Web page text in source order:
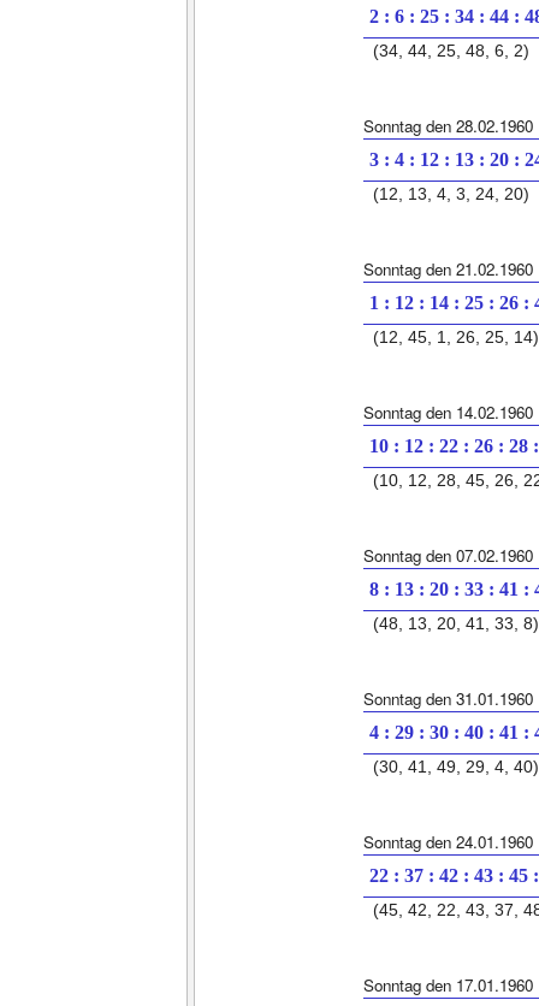
2 : 6 : 25 : 34 : 44 :
(34, 44, 25, 48, 6, 2)
Sonntag den 28.02.1960
3 : 4 : 12 : 13 : 20 :
(12, 13, 4, 3, 24, 20)
Sonntag den 21.02.1960
1 : 12 : 14 : 25 : 26 :
(12, 45, 1, 26, 25, 14)
Sonntag den 14.02.1960
10 : 12 : 22 : 26 : 28
(10, 12, 28, 45, 26,
Sonntag den 07.02.1960
8 : 13 : 20 : 33 : 41 :
(48, 13, 20, 41, 33, 8)
Sonntag den 31.01.1960
4 : 29 : 30 : 40 : 41 :
(30, 41, 49, 29, 4, 40)
Sonntag den 24.01.1960
22 : 37 : 42 : 43 : 45
(45, 42, 22, 43, 37,
Sonntag den 17.01.1960